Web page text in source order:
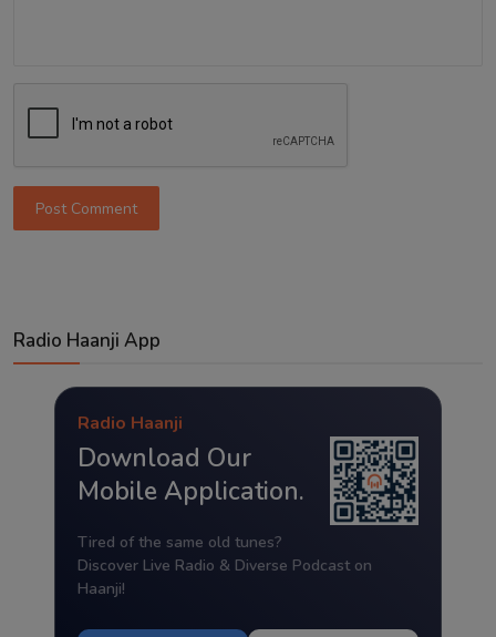
Post Comment
Radio Haanji App
Radio Haanji
Download Our
Mobile Application.
Tired of the same old tunes?
Discover Live Radio & Diverse Podcast on
Haanji!